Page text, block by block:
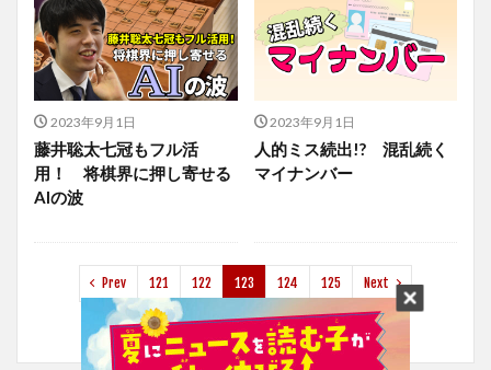
2023年9月1日
藤井聡太七冠もフル活
用！ 将棋界に押し寄せる
AIの波
2023年9月1日
人的ミス続出!? 混乱続く
マイナンバー
Prev 121 122 123 124 125 Next